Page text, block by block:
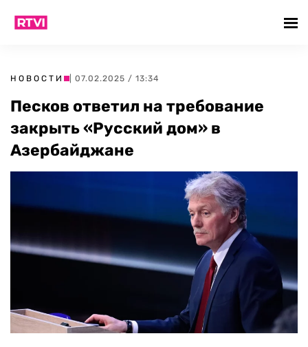
НОВОСТИ | 07.02.2025 / 13:34
Песков ответил на требование
закрыть «Русский дом» в
Азербайджане